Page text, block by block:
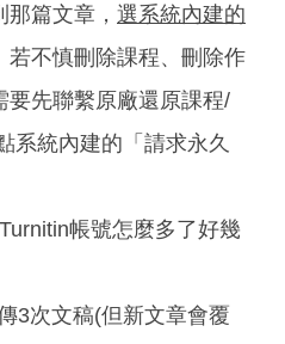
篇文章， 選系統內建的
若不慎刪除課程、刪除作
要先聯繫原廠還原課程/
系統內建的「請求永久
帳號怎麼多了好幾
3次文稿(但新文章會覆